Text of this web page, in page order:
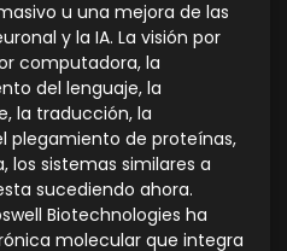
u una mejora de las
y la IA. La visión por
computadora, la
del lenguaje, la
la traducción, la
plegamiento de proteínas,
sistemas similares a
sucediendo ahora.
Biotechnologies ha
molecular que integra